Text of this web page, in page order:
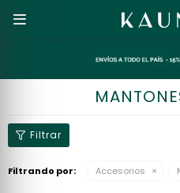

Filtrando por: Accesorios